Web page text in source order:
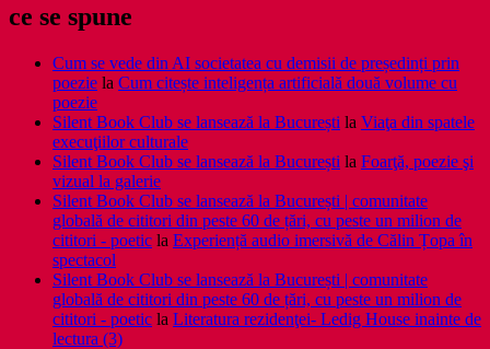
ce se spune
Cum se vede din AI societatea cu demisii de președinți prin
poezie la Cum citește inteligența artificială două volume cu
poezie
Silent Book Club se lansează la București la Viaţa din spatele
execuţiilor culturale
Silent Book Club se lansează la București la Foarţă, poezie şi
vizual la galerie
Silent Book Club se lansează la București | comunitate
globală de cititori din peste 60 de țări, cu peste un milion de
cititori - poetic la Experiență audio imersivă de Călin Țopa în
spectacol
Silent Book Club se lansează la București | comunitate
globală de cititori din peste 60 de țări, cu peste un milion de
cititori - poetic la Literatura rezidenţei- Ledig House inainte de
lectura (3)